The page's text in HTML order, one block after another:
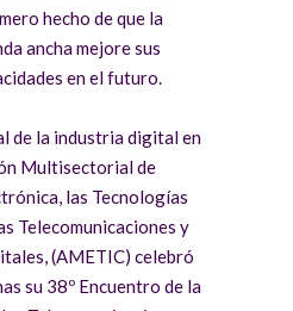
hecho de que la
ancha mejore sus
en el futuro.
de la industria digital en
Multisectorial de
las Tecnologías
Telecomunicaciones y
(AMETIC) celebró
su 38º Encuentro de la